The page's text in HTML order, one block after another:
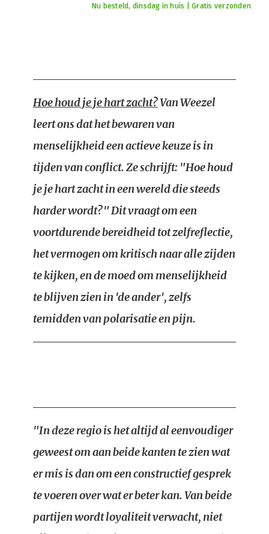
Nu besteld, dinsdag in huis | Gratis verzonden
Hoe houd je je hart zacht?Van Weezel
leert ons dat het bewaren van
menselijkheid een actieve keuze is in
tijden van conflict. Ze schrijft: "Hoe houd
je je hart zacht in een wereld die steeds
harder wordt?" Dit vraagt om een
voortdurende bereidheid tot zelfreflectie,
het vermogen om kritisch naar alle zijden
te kijken, en de moed om menselijkheid
te blijven zien in 'de ander', zelfs
temidden van polarisatie en pijn.
"In deze regio is het altijd al eenvoudiger
geweest om aan beide kanten te zien wat
er mis is dan om een constructief gesprek
te voeren over wat er beter kan. Van beide
partijen wordt loyaliteit verwacht, niet